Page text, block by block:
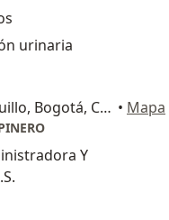
urinaria
Cl. 45f #16a - 11, Teusaquillo, Bogotá, Cundinamarca - CONSULTORIO 602, Bogotá • Mapa
Y